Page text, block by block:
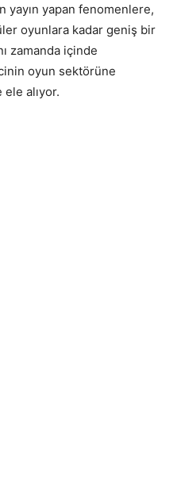
yayın yapan fenomenlere,
oyunlara kadar geniş bir
zamanda içinde
oyun sektörüne
alıyor.